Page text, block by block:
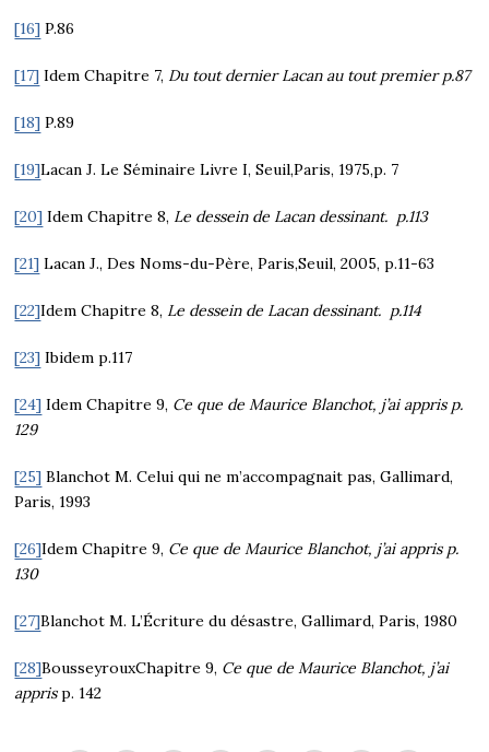
[16] P.86
[17] Idem Chapitre 7, Du tout dernier Lacan au tout premier p.87
[18] P.89
[19]Lacan J. Le Séminaire Livre I, Seuil,Paris, 1975,p. 7
[20] Idem Chapitre 8, Le dessein de Lacan dessinant. p.113
[21] Lacan J., Des Noms-du-Père, Paris,Seuil, 2005, p.11-63
[22]Idem Chapitre 8, Le dessein de Lacan dessinant. p.114
[23] Ibidem p.117
[24] Idem Chapitre 9, Ce que de Maurice Blanchot, j’ai appris p.
129
[25] Blanchot M. Celui qui ne m’accompagnait pas, Gallimard,
Paris, 1993
[26]Idem Chapitre 9, Ce que de Maurice Blanchot, j’ai appris p.
130
[27]Blanchot M. L’Écriture du désastre, Gallimard, Paris, 1980
[28]BousseyrouxChapitre 9, Ce que de Maurice Blanchot, j’ai
apprisp. 142